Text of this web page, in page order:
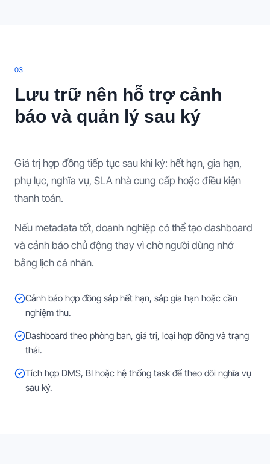
03
Lưu trữ nên hỗ trợ cảnh
báo và quản lý sau ký
Giá trị hợp đồng tiếp tục sau khi ký: hết hạn, gia hạn,
phụ lục, nghĩa vụ, SLA nhà cung cấp hoặc điều kiện
thanh toán.
Nếu metadata tốt, doanh nghiệp có thể tạo dashboard
và cảnh báo chủ động thay vì chờ người dùng nhớ
bằng lịch cá nhân.
Cảnh báo hợp đồng sắp hết hạn, sắp gia hạn hoặc cần
nghiệm thu.
Dashboard theo phòng ban, giá trị, loại hợp đồng và trạng
thái.
Tích hợp DMS, BI hoặc hệ thống task để theo dõi nghĩa vụ
sau ký.